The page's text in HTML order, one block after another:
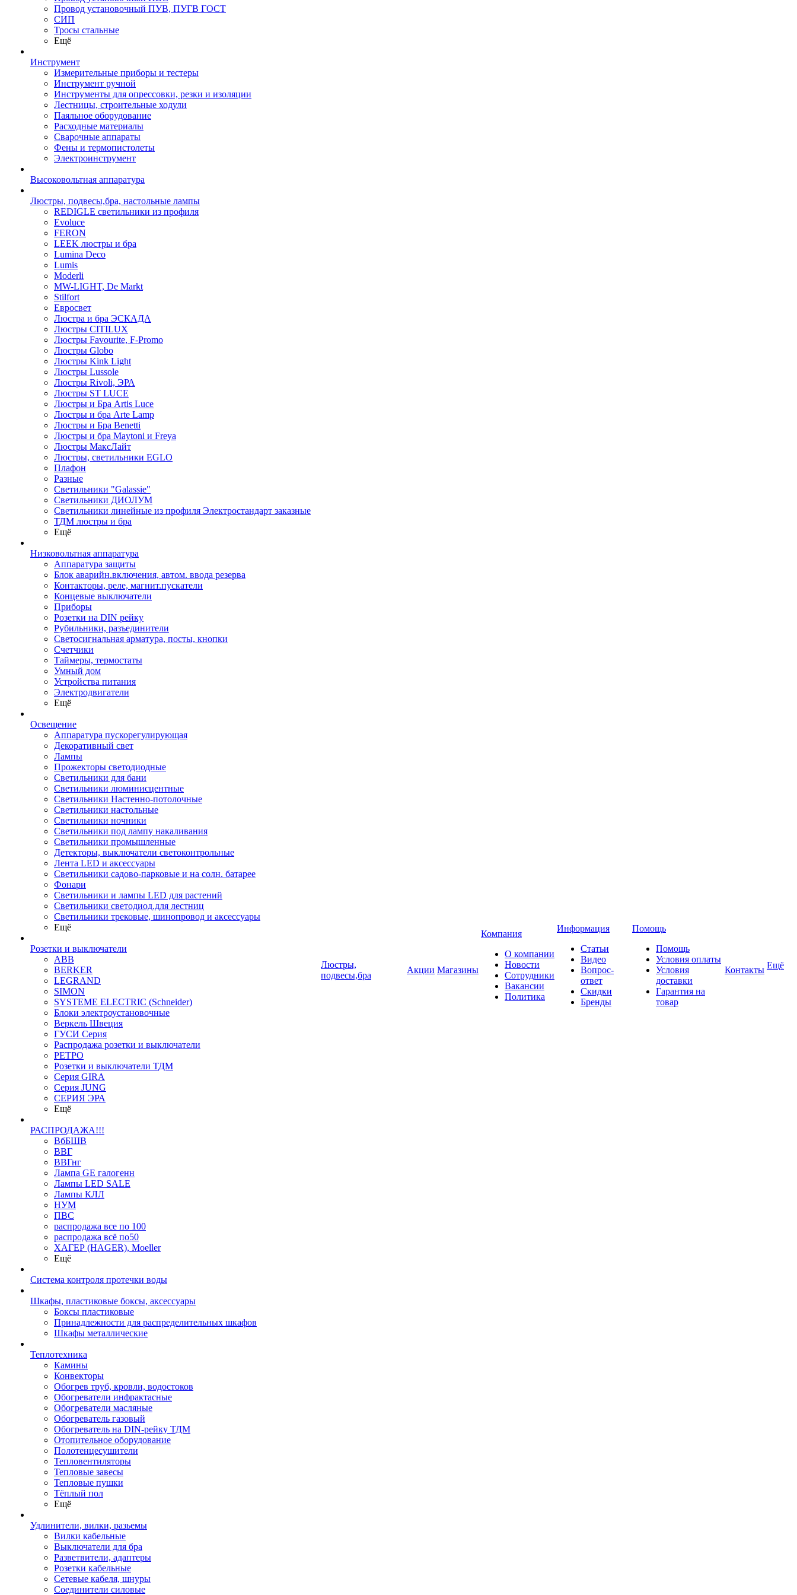
Провод установочный ПУВ, ПУГВ ГОСТ
СИП
Тросы стальные
Ещё
Инструмент
Измерительные приборы и тестеры
Инструмент ручной
Инструменты для опрессовки, резки и изоляции
Лестницы, строительные ходули
Паяльное оборудование
Расходные материалы
Сварочные аппараты
Фены и термопистолеты
Электроинструмент
Высоковольтная аппаратура
Люстры, подвесы,бра, настольные лампы
REDIGLE светильники из профиля
Evoluce
FERON
LEEK люстры и бра
Lumina Deco
Lumis
Moderli
MW-LIGHT, De Markt
Stilfort
Евросвет
Люстра и бра ЭСКАДА
Люстры CITILUX
Люстры Favourite, F-Promo
Люстры Globo
Люстры Kink Light
Люстры Lussole
Люстры Rivoli, ЭРА
Люстры ST LUCE
Люстры и Бра Artis Luce
Люстры и бра Arte Lamp
Люстры и Бра Benetti
Люстры и бра Maytoni и Freya
Люстры МаксЛайт
Люстры, светильники EGLO
Плафон
Разные
Светильники "Galassie"
Светильники ДИОЛУМ
Светильники линейные из профиля Электростандарт заказные
ТДМ люстры и бра
Ещё
Низковольтная аппаратура
Аппаратура защиты
Блок аварийн.включения, автом. ввода резерва
Контакторы, реле, магнит.пускатели
Концевые выключатели
Приборы
Розетки на DIN рейку
Рубильники, разъединители
Светосигнальная арматура, посты, кнопки
Счетчики
Таймеры, термостаты
Умный дом
Устройства питания
Электродвигатели
Ещё
Освещение
Аппаратура пускорегулирующая
Декоративный свет
Лампы
Прожекторы светодиодные
Светильники для бани
Светильники люминисцентные
Светильники Настенно-потолочные
Светильники настольные
Светильники ночники
Светильники под лампу накаливания
Светильники промышленные
Детекторы, выключатели светоконтрольные
Лента LED и аксессуары
Светильники садово-парковые и на солн. батарее
Фонари
Светильники и лампы LED для растений
Светильники светодиод.для лестниц
Светильники трековые, шинопровод и аксессуары
Ещё
Розетки и выключатели
ABB
BERKER
LEGRAND
SIMON
SYSTEME ELECTRIC (Schneider)
Блоки электроустановочные
Веркель Швеция
ГУСИ Серия
Распродажа розетки и выключатели
РЕТРО
Розетки и выключатели ТДМ
Серия GIRA
Серия JUNG
СЕРИЯ ЭРА
Ещё
РАСПРОДАЖА!!!
ВбБШВ
ВВГ
ВВГнг
Лампа GE галогенн
Лампы LED SALE
Лампы КЛЛ
НУМ
ПВС
распродажа все по 100
распродажа всё по50
ХАГЕР (HAGER), Moeller
Ещё
Система контроля протечки воды
Шкафы, пластиковые боксы, аксессуары
Боксы пластиковые
Принадлежности для распределительных шкафов
Шкафы металлические
Теплотехника
Камины
Конвекторы
Обогрев труб, кровли, водостоков
Обогреватели инфрактасные
Обогреватели масляные
Обогреватель газовый
Обогреватель на DIN-рейку ТДМ
Отопительное оборудование
Полотенцесушители
Тепловентиляторы
Тепловые завесы
Тепловые пушки
Тёплый пол
Ещё
Удлинители, вилки, разьемы
Вилки кабельные
Выключатели для бра
Разветвители, адаптеры
Розетки кабельные
Сетевые кабеля, шнуры
Соединители силовые
Люстры,
подвесы,бра
Акции Магазины
Компания
О компании
Новости
Сотрудники
Вакансии
Политика
Информация
Статьи
Видео
Вопрос-
ответ
Скидки
Бренды
Помощь
Помощь
Условия оплаты
Условия
доставки
Гарантия на
товар
Контакты Ещё